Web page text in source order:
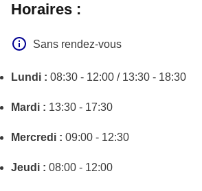
Horaires :
Sans rendez-vous
Lundi : 08:30 - 12:00 / 13:30 - 18:30
Mardi : 13:30 - 17:30
Mercredi : 09:00 - 12:30
Jeudi : 08:00 - 12:00